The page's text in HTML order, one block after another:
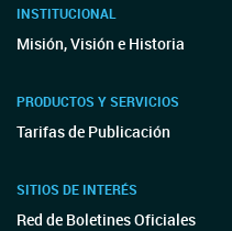
INSTITUCIONAL
Misión, Visión e Historia
PRODUCTOS Y SERVICIOS
Tarifas de Publicación
SITIOS DE INTERÉS
Red de Boletines Oficiales